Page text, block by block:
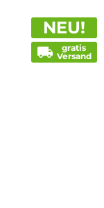
NEU!
local_shipping
gratis
Versand